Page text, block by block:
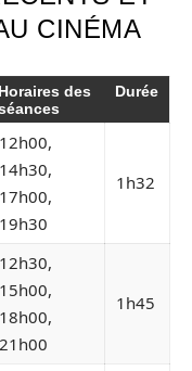
CINÉMA
Horaires des
Durée
12h00,
14h30,
17h00,
19h30
1h32
12h30,
15h00,
18h00,
21h00
1h45